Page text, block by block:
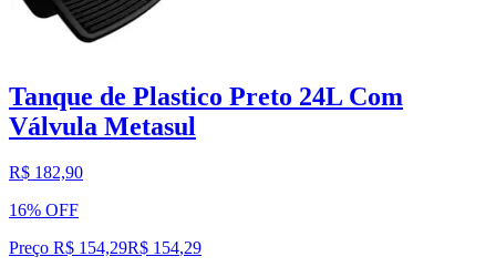
Tanque de Plastico Preto 24L Com
Válvula Metasul
R$ 182,90
16% OFF
Preço R$ 154,29R$ 154,29